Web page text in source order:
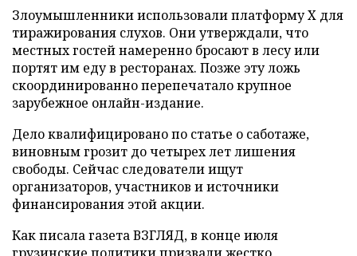
Злоумышленники использовали платформу X для
тиражирования слухов. Они утверждали, что
местных гостей намеренно бросают в лесу или
портят им еду в ресторанах. Позже эту ложь
скоординированно перепечатало крупное
зарубежное онлайн-издание.
Дело квалифицировано по статье о саботаже,
виновным грозит до четырех лет лишения
свободы. Сейчас следователи ищут
организаторов, участников и источники
финансирования этой акции.
Как писала газета ВЗГЛЯД, в конце июля